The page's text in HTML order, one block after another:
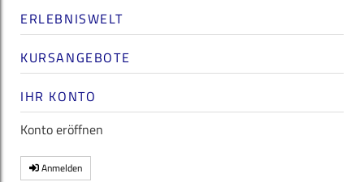
ERLEBNISWELT
KURSANGEBOTE
IHR KONTO
Konto eröffnen
Anmelden